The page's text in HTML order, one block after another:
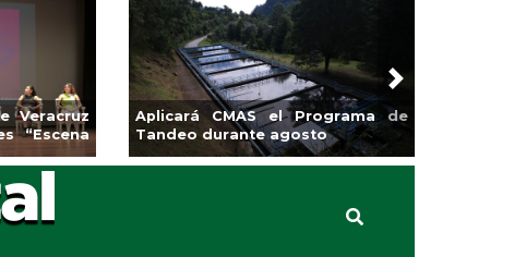
la
Coyote
Continúa Coatza Vive el Verano
2026 con cine, actividades
lúdicas y expo
Next